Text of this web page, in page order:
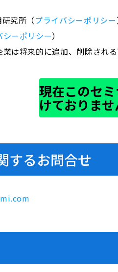
究所（プライバシーポリシー
シーポリシー）
は将来的に追加、削除される
現在このセ
けておりませ
するお問合せ